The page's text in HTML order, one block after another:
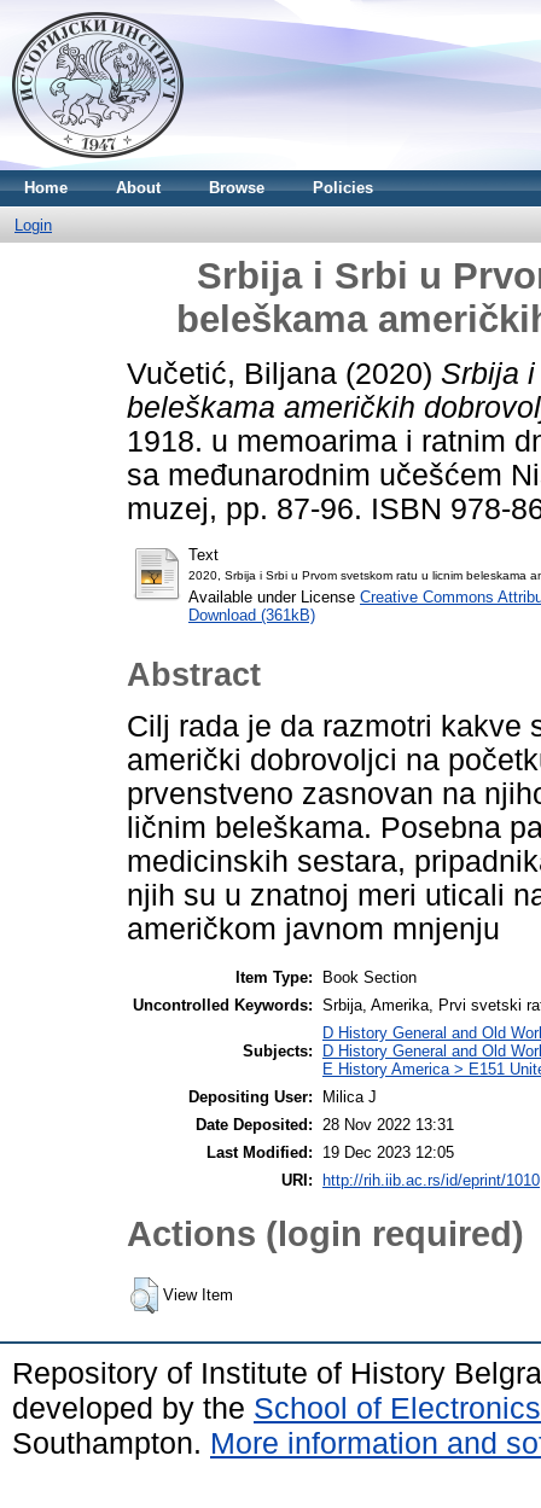
Home About Browse Policies
Login
Srbija i Srbi u
beleškama
Vučetić, Biljana (2020) Srbija
beleškama američkih
1918. u memoarima i ratnim
sa međunarodnim učešćem
muzej, pp. 87-96. ISBN 978-
Text
2020, Srbija i Srbi u Prvom svetskom ratu u licnim beleskama
Available under License Creative Commons
Download (361kB)
Abstract
Cilj rada je da razmotri kakve
američki dobrovoljci na
prvenstveno zasnovan na
ličnim beleškama. Posebna
medicinskih sestara,
njih su u znatnoj meri uticali
američkom javnom mnjenju
Item Type:
Book Section
Uncontrolled Keywords: Srbija, Amerika, Prvi svetski
Subjects:
D History General and Old
D History General and Old
E History America > E151
Depositing User:
Milica J
Date Deposited:
28 Nov 2022 13:31
Last Modified:
19 Dec 2023 12:05
URI:
http://rih.iib.ac.rs/id/eprint/1010
Actions (login required)
View Item
Repository of Institute of History
developed by the School of
Southampton. More information and